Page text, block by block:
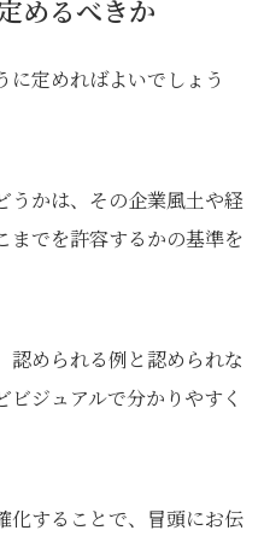
めるべきか
定めればよいでしょう
うかは、その企業風土や経
までを許容するかの基準を
認められる例と認められな
ジュアルで分かりやすく
化することで、冒頭にお伝